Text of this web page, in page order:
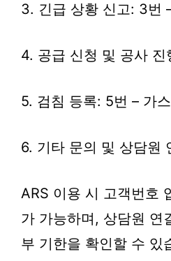
3. 긴급 상황 신고: 3번
4. 공급 신청 및 공사 진
5. 검침 등록: 5번 – 가
6. 기타 문의 및 상담원
ARS 이용 시 고객번호
가 가능하며, 상담원 연
부 기한을 확인할 수 있